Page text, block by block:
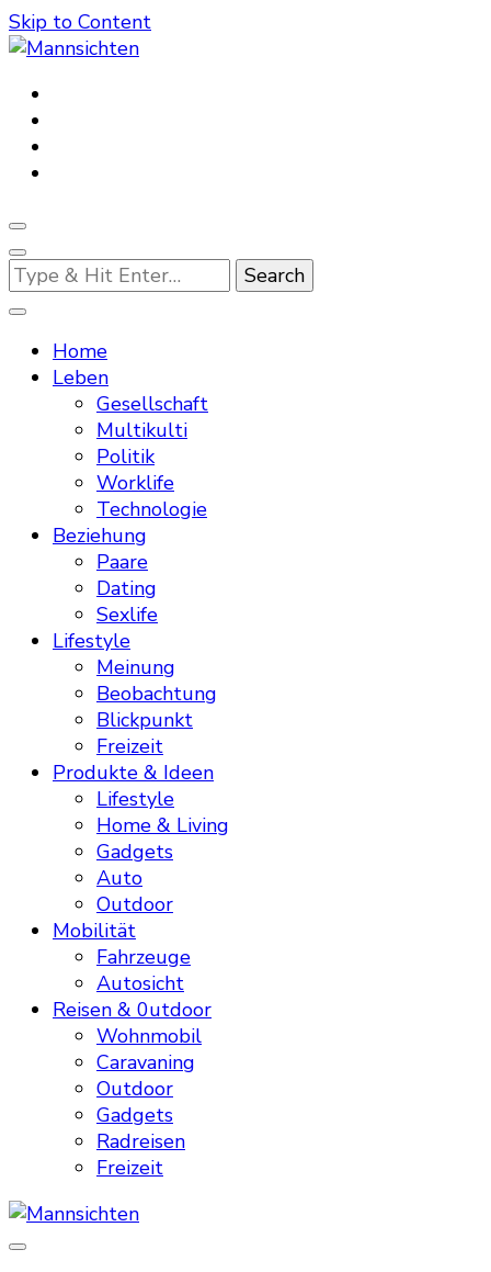
Skip to Content
Mannsichten
Was Männer wollen. Was Männer denken.
Looking
for
Something?
Home
Leben
Gesellschaft
Multikulti
Politik
Worklife
Technologie
Beziehung
Paare
Dating
Sexlife
Lifestyle
Meinung
Beobachtung
Blickpunkt
Freizeit
Produkte & Ideen
Lifestyle
Home & Living
Gadgets
Auto
Outdoor
Mobilität
Fahrzeuge
Autosicht
Reisen & 0utdoor
Wohnmobil
Caravaning
Outdoor
Gadgets
Radreisen
Freizeit
Mannsichten